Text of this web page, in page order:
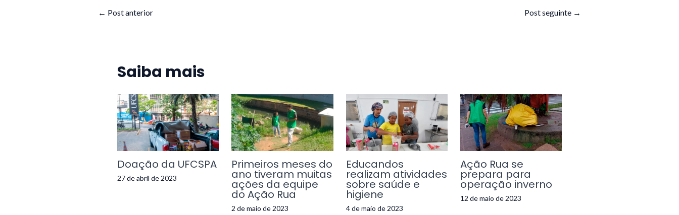
← Post anterior Post seguinte →
Saiba mais
Doação da UFCSPA
27 de abril de 2023
Primeiros meses do
ano tiveram muitas
ações da equipe
do Ação Rua
2 de maio de 2023
Educandos
realizam atividades
sobre saúde e
higiene
4 de maio de 2023
Ação Rua se
prepara para
operação inverno
12 de maio de 2023